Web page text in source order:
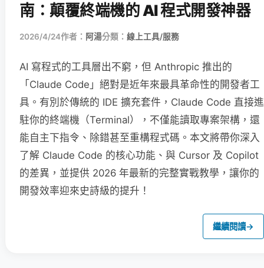
南：顛覆終端機的 AI 程式開發神器
2026/4/24作者： 阿湯分類： 線上工具/服務
AI 寫程式的工具層出不窮，但 Anthropic 推出的
「Claude Code」絕對是近年來最具革命性的開發者工
具。有別於傳統的 IDE 擴充套件，Claude Code 直接進
駐你的終端機（Terminal），不僅能讀取專案架構，還
能自主下指令、除錯甚至重構程式碼。本文將帶你深入
了解 Claude Code 的核心功能、與 Cursor 及 Copilot
的差異，並提供 2026 年最新的完整實戰教學，讓你的
開發效率迎來史詩級的提升！
繼續閱讀→